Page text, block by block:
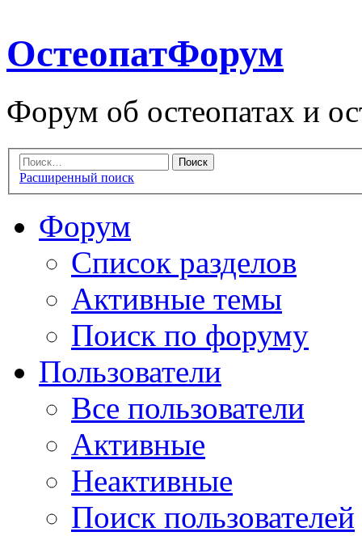
ОстеопатФорум
Форум об остеопатах и
Расширенный поиск
Форум
Список разделов
Активные темы
Поиск по форуму
Пользователи
Все пользователи
Активные
Неактивные
Поиск пользователей